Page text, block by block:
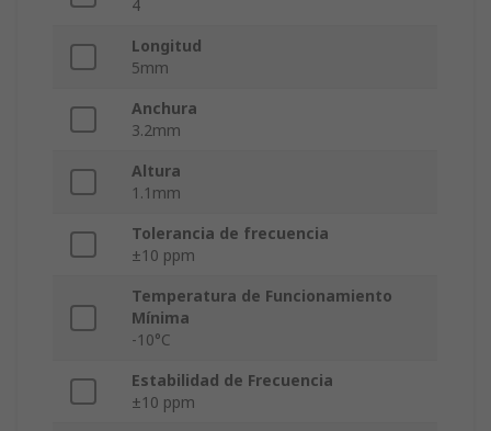
4
Longitud
5mm
Anchura
3.2mm
Altura
1.1mm
Tolerancia de frecuencia
±10 ppm
Temperatura de Funcionamiento
Mínima
-10°C
Estabilidad de Frecuencia
±10 ppm